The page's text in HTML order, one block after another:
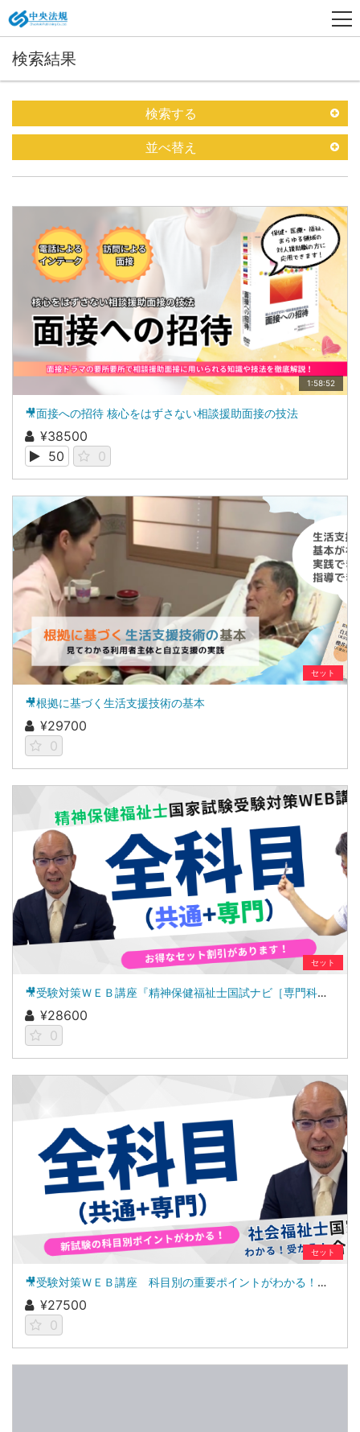
検索結果
検索する
並べ替え
1:58:52
🎥面接への招待 核心をはずさない相談援助面接の技法
¥38500
50
0
セット
🎥根拠に基づく生活支援技術の基本
¥29700
0
セット
🎥受験対策ＷＥＢ講座『精神保健福祉士国試ナビ［専門科目］２０２７』＆「科目別の重要ポイントがわかる！社会福祉士合格講座２０２７［共通科目］」
¥28600
0
セット
🎥受験対策ＷＥＢ講座 科目別の重要ポイントがわかる！社会福祉士合格講座２０２７（全セット）
¥27500
0